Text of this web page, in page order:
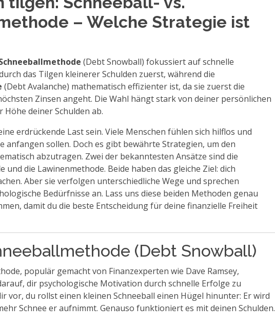
– Welche Strategie ist
(Debt Snowball) fokussiert auf schnelle
das Tilgen kleinerer Schulden zuerst, während die
(Debt Avalanche) mathematisch effizienter ist, da sie zuerst die
Zinsen angeht. Die Wahl hängt stark von deiner persönlichen
deiner Schulden ab.
erdrückende Last sein. Viele Menschen fühlen sich hilflos und
anfangen sollen. Doch es gibt bewährte Strategien, um den
abzutragen. Zwei der bekanntesten Ansätze sind die
und die Lawinenmethode. Beide haben das gleiche Ziel: dich
Aber sie verfolgen unterschiedliche Wege und sprechen
Bedürfnisse an. Lass uns diese beiden Methoden genau
damit du die beste Entscheidung für deine finanzielle Freiheit
(Debt Snowball)
populär gemacht von Finanzexperten wie Dave Ramsey,
dir psychologische Motivation durch schnelle Erfolge zu
vor, du rollst einen kleinen Schneeball einen Hügel hinunter: Er wird
Schnee er aufnimmt. Genauso funktioniert es mit deinen Schulden.